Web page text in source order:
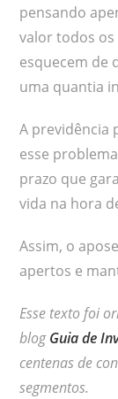
pensando
valor todos os
esquecem de
uma quantia
A previdência
esse
prazo que
vida na hora
Assim, o
apertos e
Esse texto foi
blogGuia de
centenas de
segmentos.